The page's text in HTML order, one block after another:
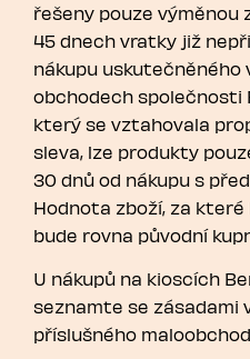
řešeny pouze výměnou
45 dnech vratky již
nákupu uskutečněného
obchodech společnosti
který se vztahovala
sleva, lze produkty
30 dnů od nákupu s
Hodnota zboží, za
bude rovna původní
U nákupů na kioscích
seznamte se zásadami
příslušného